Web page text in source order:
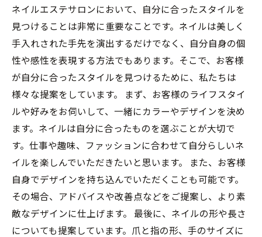
ネイルエステサロンにおいて、自分に合ったスタイルを
見つけることは非常に重要なことです。ネイルは美しく
手入れされた手先を演出するだけでなく、自分自身の個
性や感性を表現する方法でもあります。そこで、お客様
が自分に合ったスタイルを見つけるために、私たちは
様々な提案をしています。 まず、お客様のライフスタイ
ルや好みをお伺いして、一緒にカラーやデザインを決め
ます。ネイルは自分に合ったものを選ぶことが大切で
す。仕事や趣味、ファッションに合わせて自分らしいネ
イルを楽しんでいただきたいと思います。 また、お客様
自身でデザインを持ち込んでいただくことも可能です。
その場合、アドバイスや改善点などをご提案し、より素
敵なデザインに仕上げます。 最後に、ネイルの形や長さ
についても提案しています。爪と指の形、手のサイズに